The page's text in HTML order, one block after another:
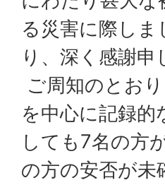
る災害に際し
り、深く感謝申
ご周知のとお
を中心に記録
しても7名の方
の方の安否が